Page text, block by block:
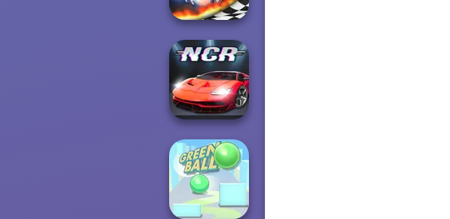
Drag Race 3D
Night City Racing